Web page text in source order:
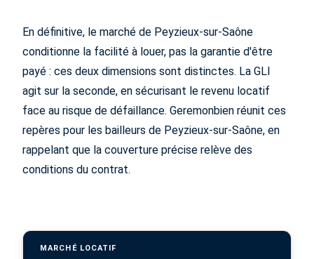
En définitive, le marché de Peyzieux-sur-Saône
conditionne la facilité à louer, pas la garantie d'être
payé : ces deux dimensions sont distinctes. La GLI
agit sur la seconde, en sécurisant le revenu locatif
face au risque de défaillance. Geremonbien réunit ces
repères pour les bailleurs de Peyzieux-sur-Saône, en
rappelant que la couverture précise relève des
conditions du contrat.
MARCHÉ LOCATIF